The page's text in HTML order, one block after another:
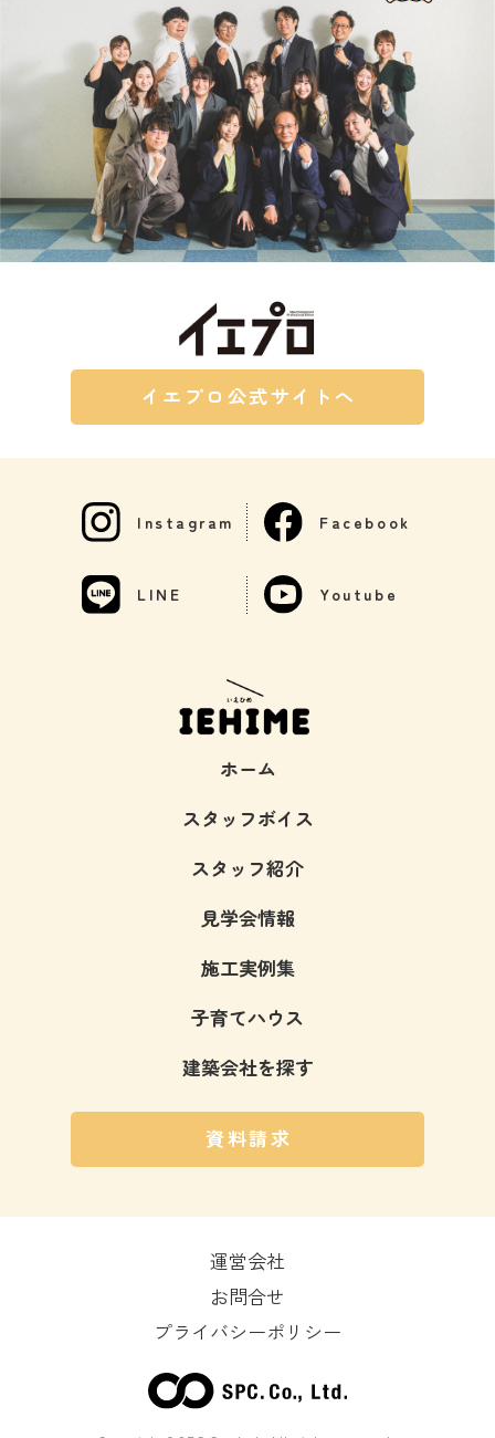
イエプロ公式サイトへ
ホーム
スタッフボイス
スタッフ紹介
見学会情報
施工実例集
子育てハウス
建築会社を探す
資料請求
Instagram Facebook
LINE Youtube
運営会社
お問合せ
プライバシーポリシー